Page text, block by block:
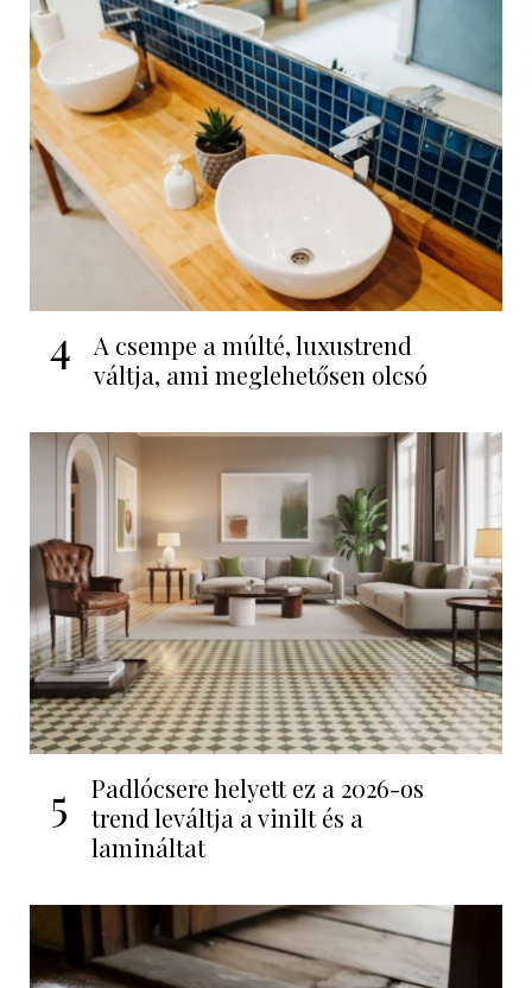
4
A csempe a múlté, luxustrend
váltja, ami meglehetősen olcsó
5
Padlócsere helyett ez a 2026-os
trend leváltja a vinilt és a
lamináltat